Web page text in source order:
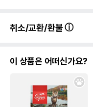
취소/교환/환불
이 상품은 어떠신가요?